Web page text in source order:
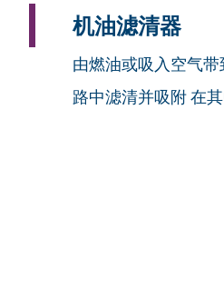
机油滤清器
由燃油或吸入空气
路中滤清并吸附 在其